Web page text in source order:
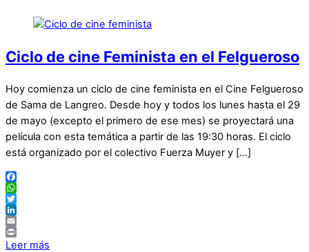
Ciclo de cine Feminista en el Felgueroso
Hoy comienza un ciclo de cine feminista en el Cine Felgueroso
de Sama de Langreo. Desde hoy y todos los lunes hasta el 29
de mayo (excepto el primero de ese mes) se proyectará una
película con esta temática a partir de las 19:30 horas. El ciclo
está organizado por el colectivo Fuerza Muyer y […]
Facebook
WhatsApp
Twitter
LinkedIn
Email
Print
Leer más